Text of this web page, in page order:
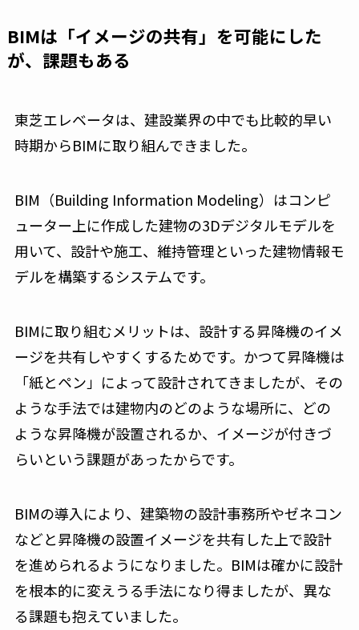
BIMは「イメージの共有」を可能にした
が、課題もある
東芝エレベータは、建設業界の中でも比較的早い
時期からBIMに取り組んできました。
BIM（Building Information Modeling）はコンピ
ューター上に作成した建物の3Dデジタルモデルを
用いて、設計や施工、維持管理といった建物情報モ
デルを構築するシステムです。
BIMに取り組むメリットは、設計する昇降機のイメ
ージを共有しやすくするためです。かつて昇降機は
「紙とペン」によって設計されてきましたが、その
ような手法では建物内のどのような場所に、どの
ような昇降機が設置されるか、イメージが付きづ
らいという課題があったからです。
BIMの導入により、建築物の設計事務所やゼネコン
などと昇降機の設置イメージを共有した上で設計
を進められるようになりました。BIMは確かに設計
を根本的に変えうる手法になり得ましたが、異な
る課題も抱えていました。